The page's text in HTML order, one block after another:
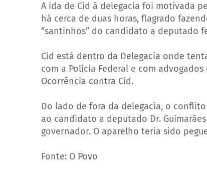
A ida de Cid à delegacia foi motivada
há cerca de duas horas, flagrado
“santinhos” do candidato a deputado
Cid está dentro da Delegacia onde
com a Polícia Federal e com
Ocorrência contra Cid.
Do lado de fora da delegacia, o
ao candidato a deputado Dr.
governador. O aparelho teria sido
Fonte: O Povo